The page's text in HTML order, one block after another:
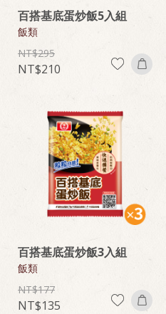
百搭基底蛋炒飯5入組
飯類
295
210
百搭基底蛋炒飯3入組
飯類
177
135